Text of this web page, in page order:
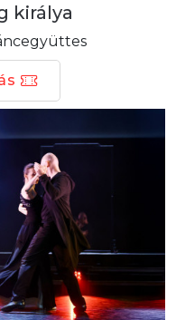
királya